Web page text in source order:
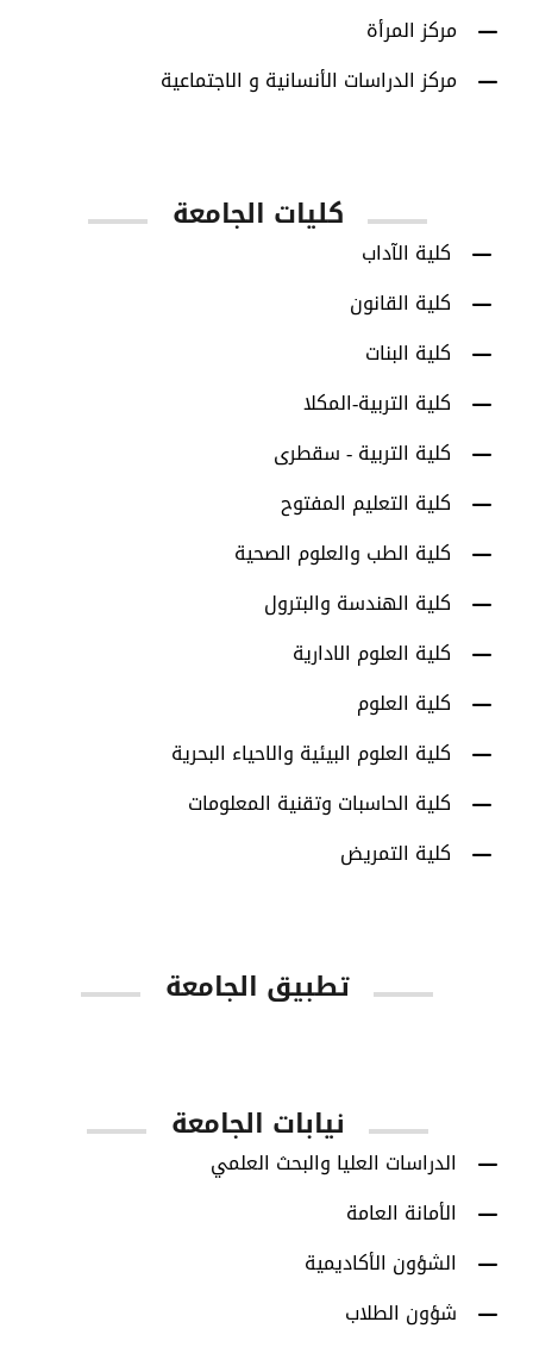
مركز المرأة
مركز الدراسات الأنسانية و الاجتماعية
كليات الجامعة
كلية الآداب
كلية القانون
كلية البنات
كلية التربية-المكلا
كلية التربية - سقطرى
كلية التعليم المفتوح
كلية الطب والعلوم الصحية
كلية الهندسة والبترول
كلية العلوم الادارية
كلية العلوم
كلية العلوم البيئية والاحياء البحرية
كلية الحاسبات وتقنية المعلومات
كلية التمريض
تطبيق الجامعة
نيابات الجامعة
الدراسات العليا والبحث العلمي
الأمانة العامة
الشؤون الأكاديمية
شؤون الطلاب